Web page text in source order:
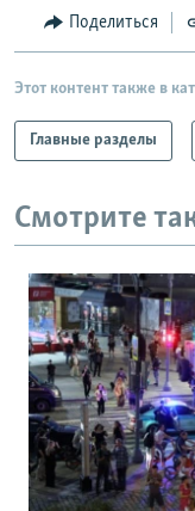
Поделиться
Этот контент также в
Главные разделы
Смотрите